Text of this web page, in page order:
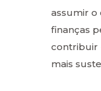
assumir o
finanças
contribuir
mais